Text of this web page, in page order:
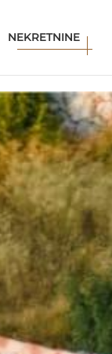
NEKRETNINE